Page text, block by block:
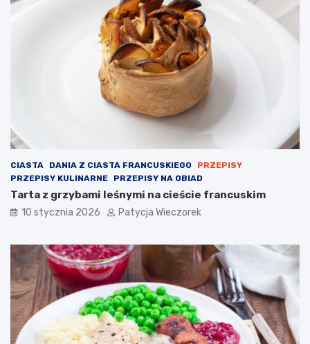
CIASTA DANIA Z CIASTA FRANCUSKIEGO
PRZEPISY
PRZEPISY KULINARNE
PRZEPISY NA OBIAD
Tarta z grzybami leśnymi na cieście francuskim
10 stycznia 2026 Patycja Wieczorek